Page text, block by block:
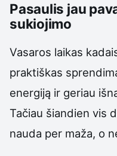
Pasaulis jau
sukiojimo
Vasaros laikas
praktiškas
energiją ir geriau
Tačiau šiandien vis
nauda per maža, o